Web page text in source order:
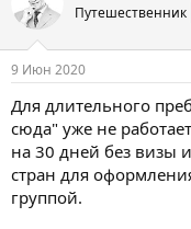
Путешественник
9 Июн 2020
Для длительного
сюда" уже не
на 30 дней без визы
стран для
группой.